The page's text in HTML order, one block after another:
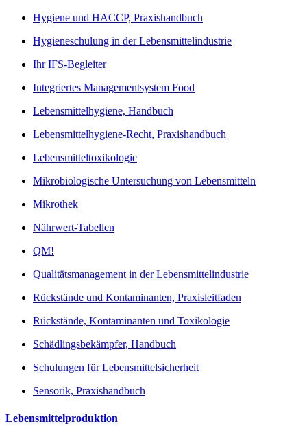
Hygiene und HACCP, Praxishandbuch
Hygieneschulung in der Lebensmittelindustrie
Ihr IFS-Begleiter
Integriertes Managementsystem Food
Lebensmittelhygiene, Handbuch
Lebensmittelhygiene-Recht, Praxishandbuch
Lebensmitteltoxikologie
Mikrobiologische Untersuchung von Lebensmitteln
Mikrothek
Nährwert-Tabellen
QM!
Qualitätsmanagement in der Lebensmittelindustrie
Rückstände und Kontaminanten, Praxisleitfaden
Rückstände, Kontaminanten und Toxikologie
Schädlingsbekämpfer, Handbuch
Schulungen für Lebensmittelsicherheit
Sensorik, Praxishandbuch
Lebensmittelproduktion